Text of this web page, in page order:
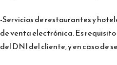
-Servicios de restaurantes y
de venta electrónica. Es
del DNI del cliente, y en caso de